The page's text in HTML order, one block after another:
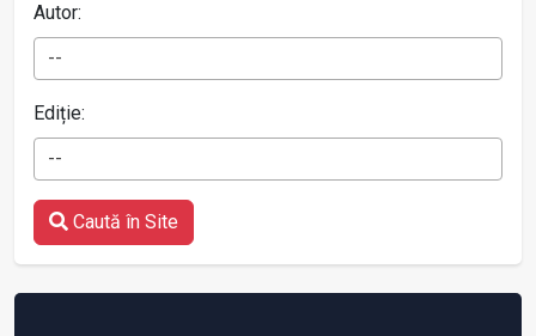
Autor:
--
Ediție:
--
Caută în Site